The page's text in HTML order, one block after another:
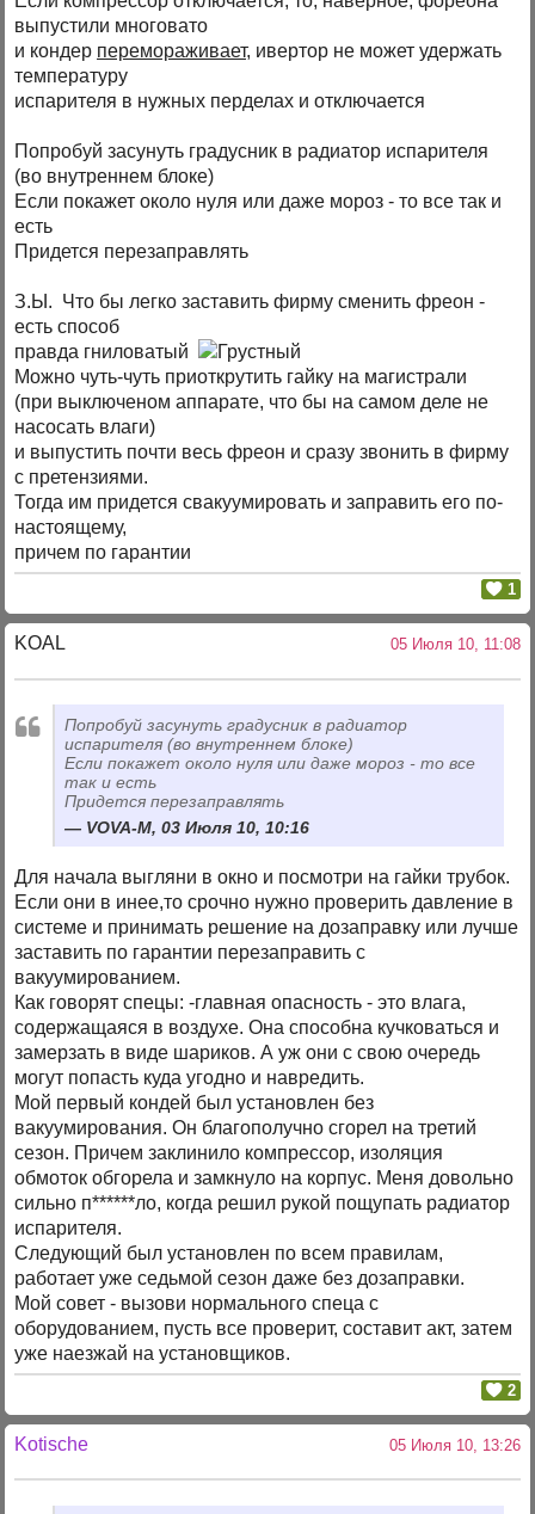
выпустили многовато
и кондер перемораживает, ивертор не может удержать
температуру
испарителя в нужных перделах и отключается
Попробуй засунуть градусник в радиатор испарителя
(во внутреннем блоке)
Если покажет около нуля или даже мороз - то все так и
есть
Придется перезаправлять
З.Ы. Что бы легко заставить фирму сменить фреон -
есть способ
правда гниловатый
Можно чуть-чуть приоткрутить гайку на магистрали
(при выключеном аппарате, что бы на самом деле не
насосать влаги)
и выпустить почти весь фреон и сразу звонить в фирму
с претензиями.
Тогда им придется свакуумировать и заправить его по-
настоящему,
причем по гарантии
1
KOAL 05 Июля 10, 11:08
Попробуй засунуть градусник в радиатор
испарителя (во внутреннем блоке)
Если покажет около нуля или даже мороз - то все
так и есть
Придется перезаправлять
VOVA-M, 03 Июля 10, 10:16
Для начала выгляни в окно и посмотри на гайки трубок.
Если они в инее,то срочно нужно проверить давление в
системе и принимать решение на дозаправку или лучше
заставить по гарантии перезаправить с
вакуумированием.
Как говорят спецы: -главная опасность - это влага,
содержащаяся в воздухе. Она способна кучковаться и
замерзать в виде шариков. А уж они с свою очередь
могут попасть куда угодно и навредить.
Мой первый кондей был установлен без
вакуумирования. Он благополучно сгорел на третий
сезон. Причем заклинило компрессор, изоляция
обмоток обгорела и замкнуло на корпус. Меня довольно
сильно п******ло, когда решил рукой пощупать радиатор
испарителя.
Следующий был установлен по всем правилам,
работает уже седьмой сезон даже без дозаправки.
Мой совет - вызови нормального спеца с
оборудованием, пусть все проверит, составит акт, затем
уже наезжай на установщиков.
2
Kotische 05 Июля 10, 13:26